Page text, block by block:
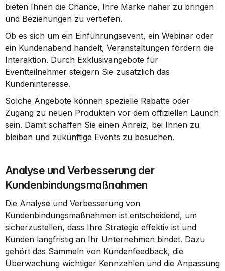
bieten Ihnen die Chance, Ihre Marke näher zu bringen
und Beziehungen zu vertiefen.
Ob es sich um ein Einführungsevent, ein Webinar oder
ein Kundenabend handelt, Veranstaltungen fördern die
Interaktion. Durch Exklusivangebote für
Eventteilnehmer steigern Sie zusätzlich das
Kundeninteresse.
Solche Angebote können spezielle Rabatte oder
Zugang zu neuen Produkten vor dem offiziellen Launch
sein. Damit schaffen Sie einen Anreiz, bei Ihnen zu
bleiben und zukünftige Events zu besuchen.
Analyse und Verbesserung der
Kundenbindungsmaßnahmen
Die Analyse und Verbesserung von
Kundenbindungsmaßnahmen ist entscheidend, um
sicherzustellen, dass Ihre Strategie effektiv ist und
Kunden langfristig an Ihr Unternehmen bindet. Dazu
gehört das Sammeln von Kundenfeedback, die
Überwachung wichtiger Kennzahlen und die Anpassung